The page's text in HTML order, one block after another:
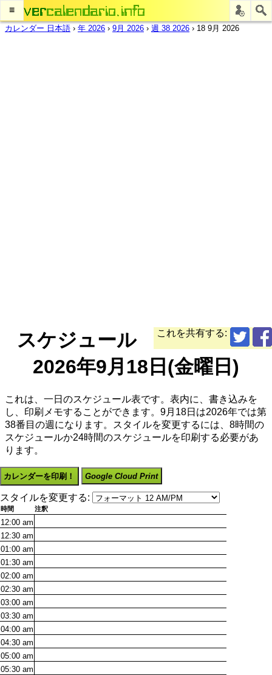
≡
カレンダー 日本語 › 年 2026 › 9月 2026 › 週 38 2026 › 18 9月 2026
これを共有する:
スケジュール
2026年9月18日(金曜日)
これは、一日のスケジュール表です。表内に、書き込みを
し、印刷メモすることができます。9月18日は2026年では第
38番目の週になります。スタイルを変更するには、8時間の
スケジュールか24時間のスケジュールを印刷する必要があ
ります。
カレンダーを印刷！ Google Cloud Print
スタイルを変更する:
時間 注釈
12:00 am
12:30 am
01:00 am
01:30 am
02:00 am
02:30 am
03:00 am
03:30 am
04:00 am
04:30 am
05:00 am
05:30 am